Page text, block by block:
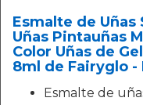
Esmalte de
Uñas Pintauñas
Color Uñas de
8ml de Fairyglo
Esmalte de